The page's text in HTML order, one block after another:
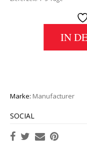
IN
Marke: Manufacturer
SOCIAL